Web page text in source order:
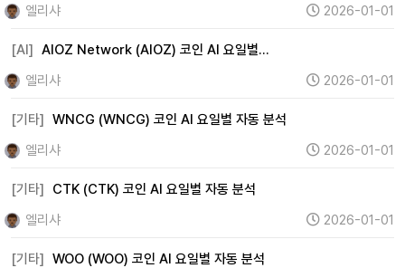
엘리샤
2026-01-01
[AI] AIOZ Network (AIOZ) 코인 AI 요일별…
엘리샤
2026-01-01
[기타] WNCG (WNCG) 코인 AI 요일별 자동 분석
엘리샤
2026-01-01
[기타]
CTK (CTK) 코인 AI 요일별 자동 분석
엘리샤
2026-01-01
[기타] WOO (WOO) 코인 AI 요일별 자동 분석